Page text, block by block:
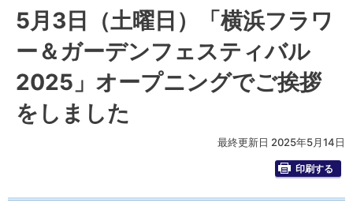
フォトダイアリー 2025年5月
5月3日（土曜日）「横浜フラワー＆ガーデンフェスティバル
2025」オープニングでご挨拶をしました
5月3日（土曜日）「横浜フラワ
ー＆ガーデンフェスティバル
2025」オープニングでご挨拶
をしました
最終更新日 2025年5月14日
印刷する